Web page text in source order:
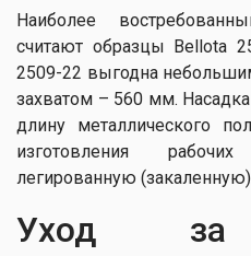
Наиболее
считают образцы Bellota
2509-22 выгодна
захватом – 560 мм.
длину металлического
изготовления
легированную
Уход за